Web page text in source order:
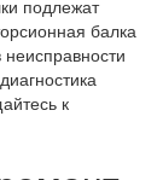
подлежат
балка
к